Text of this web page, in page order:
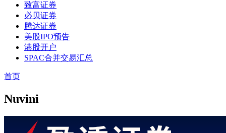
致富证券
必贝证券
腾达证券
美股IPO预告
港股开户
SPAC合并交易汇总
首页
Nuvini